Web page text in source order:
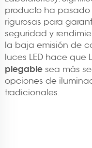
producto ha pasado
rigurosas para
seguridad y
la baja emisión de
luces LED hace que
plegable sea más
opciones de
tradicionales.